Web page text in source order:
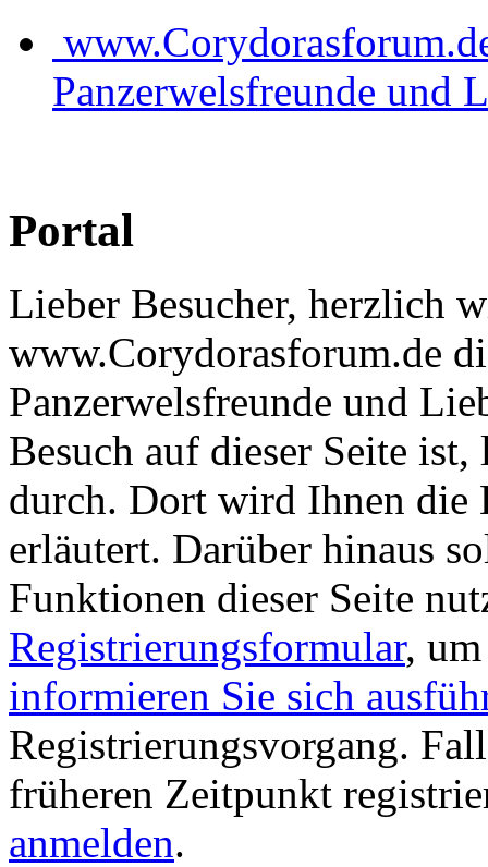
Panzerwelsfreunde und
Portal
Lieber Besucher, herzlich
www.Corydorasforum.de
Panzerwelsfreunde und
Besuch auf dieser Seite
durch. Dort wird Ihnen die
erläutert. Darüber hinaus
Funktionen dieser Seite
Registrierungsformular,
informieren Sie sich
Registrierungsvorgang.
früheren Zeitpunkt
anmelden.